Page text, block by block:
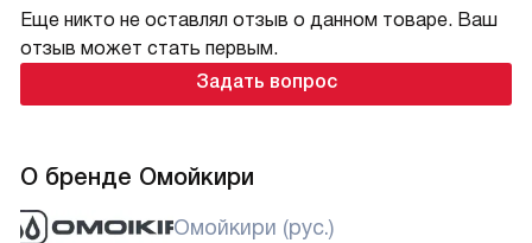
Еще никто не оставлял отзыв о данном товаре. Ваш
отзыв может стать первым.
Задать вопрос
О бренде Омойкири
Омойкири (рус.)